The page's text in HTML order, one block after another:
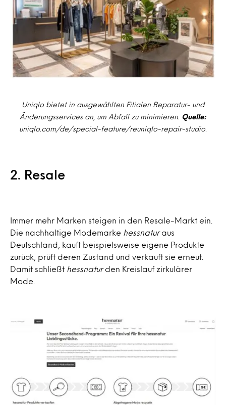
Uniqlo bietet in ausgewählten Filialen Reparatur- und
Änderungsservices an, um Abfall zu minimieren. Quelle:
uniqlo.com/de/special-feature/reuniqlo-repair-studio.
2. Resale
Immer mehr Marken steigen in den Resale-Markt ein.
Die nachhaltige Modemarke hessnaturaus
Deutschland, kauft beispielsweise eigene Produkte
zurück, prüft deren Zustand und verkauft sie erneut.
Damit schließt hessnaturden Kreislauf zirkulärer
Mode.